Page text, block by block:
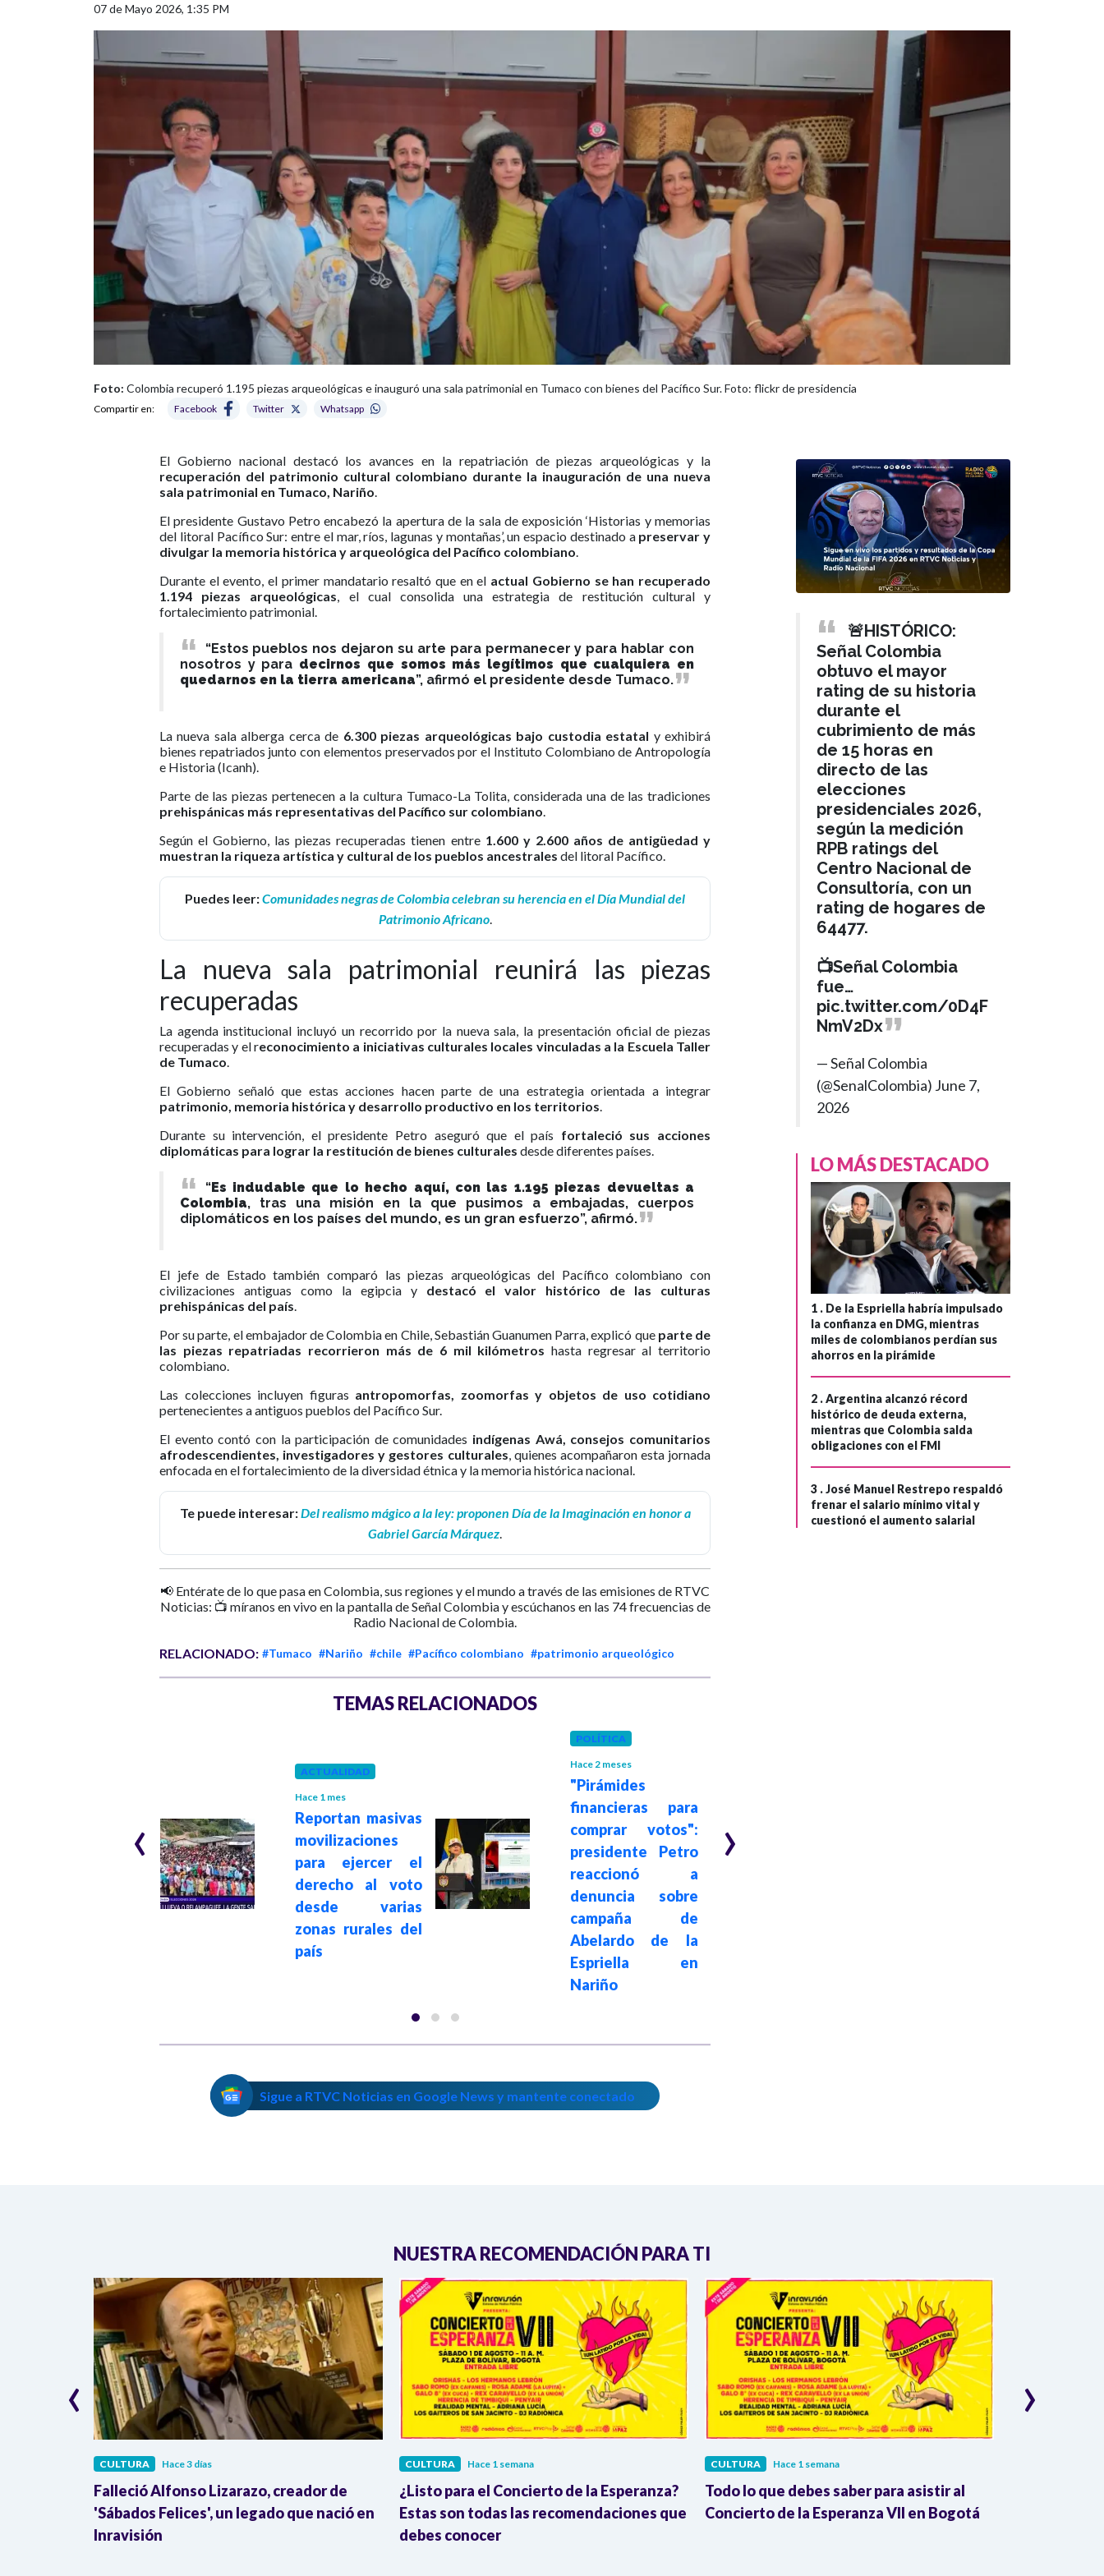
07 de Mayo 2026, 1:35 PM
Foto: Colombia recuperó 1.195 piezas arqueológicas e inauguró una sala patrimonial en Tumaco con bienes del Pacífico Sur. Foto: flickr de presidencia
Compartir en: Facebook Twitter Whatsapp
El Gobierno nacional destacó los avances en la repatriación de piezas arqueológicas y la
recuperación del patrimonio cultural colombiano durante la inauguración de una nueva
sala patrimonial en Tumaco, Nariño.
El presidente Gustavo Petro encabezó la apertura de la sala de exposición ‘Historias y memorias
del litoral Pacífico Sur: entre el mar, ríos, lagunas y montañas’, un espacio destinado a preservar y
divulgar la memoria histórica y arqueológica del Pacífico colombiano.
Durante el evento, el primer mandatario resaltó que en el actual Gobierno se han recuperado
1.194 piezas arqueológicas, el cual consolida una estrategia de restitución cultural y
fortalecimiento patrimonial.
“Estos pueblos nos dejaron su arte para permanecer y para hablar con
nosotros y para decirnos que somos más legítimos que cualquiera en
quedarnos en la tierra americana”, afirmó el presidente desde Tumaco.
La nueva sala alberga cerca de 6.300 piezas arqueológicas bajo custodia estatal y exhibirá
bienes repatriados junto con elementos preservados por el Instituto Colombiano de Antropología
e Historia (Icanh).
Parte de las piezas pertenecen a la cultura Tumaco-La Tolita, considerada una de las tradiciones
prehispánicas más representativas del Pacífico sur colombiano.
Según el Gobierno, las piezas recuperadas tienen entre 1.600 y 2.600 años de antigüedad y
muestran la riqueza artística y cultural de los pueblos ancestrales del litoral Pacífico.
Puedes leer:Comunidades negras de Colombia celebran su herencia en el Día Mundial del
Patrimonio Africano.
La nueva sala patrimonial reunirá las piezas
recuperadas
La agenda institucional incluyó un recorrido por la nueva sala, la presentación oficial de piezas
recuperadas y el reconocimiento a iniciativas culturales locales vinculadas a la Escuela Taller
de Tumaco.
El Gobierno señaló que estas acciones hacen parte de una estrategia orientada a integrar
patrimonio, memoria histórica y desarrollo productivo en los territorios.
Durante su intervención, el presidente Petro aseguró que el país fortaleció sus acciones
diplomáticas para lograr la restitución de bienes culturales desde diferentes países.
“Es indudable que lo hecho aquí, con las 1.195 piezas devueltas a
Colombia, tras una misión en la que pusimos a embajadas, cuerpos
diplomáticos en los países del mundo, es un gran esfuerzo”, afirmó.
El jefe de Estado también comparó las piezas arqueológicas del Pacífico colombiano con
civilizaciones antiguas como la egipcia y destacó el valor histórico de las culturas
prehispánicas del país
Por su parte, el embajador de Colombia en Chile, Sebastián Guanumen Parra, explicó que parte de
las piezas repatriadas recorrieron más de 6 mil kilómetros hasta regresar al territorio
colombiano.
Las colecciones incluyen figuras antropomorfas, zoomorfas y objetos de uso cotidiano
pertenecientes a antiguos pueblos del Pacífico Sur.
El evento contó con la participación de comunidades indígenas Awá, consejos comunitarios
afrodescendientes, investigadores y gestores culturales , quienes acompañaron esta jornada
enfocada en el fortalecimiento de la diversidad étnica y la memoria histórica nacional.
Te puede interesar:Del realismo mágico a la ley: proponen Día de la Imaginación en honor a
Gabriel García Márquez
📢 Entérate de lo que pasa en Colombia, sus regiones y el mundo a través de las emisiones de RTVC
Noticias: 📺 míranos en vivo en la pantalla de Señal Colombia y escúchanos en las 74 frecuencias de
Radio Nacional de Colombia.
RELACIONADO: #Tumaco #Nariño #chile #Pacífico colombiano #patrimonio arqueológico
TEMAS RELACIONADOS
le respondió a
Noboa, quien
ACTUALIDAD
Hace 1 mes
Reportan masivas
movilizaciones
para ejercer el
derecho al voto
desde varias
zonas rurales del
país
POLÍTICA
Hace 2 meses
"Pirámides
financieras para
comprar votos":
presidente Petro
reaccionó a
denuncia sobre
campaña de
Abelardo de la
Espriella en
Nariño
‹ ›
Sigue a RTVC Noticias en Google News y mantente conectado
🚨HISTÓRICO:
Señal Colombia
obtuvo el mayor
rating de su historia
durante el
cubrimiento de más
de 15 horas en
directo de las
elecciones
presidenciales 2026,
según la medición
RPB ratings del
Centro Nacional de
Consultoría, con un
rating de hogares de
64477.
📺Señal Colombia
fue…
pic.twitter.com/0D4F
NmV2Dx
— Señal Colombia
(@SenalColombia) June 7,
2026
LO MÁS DESTACADO
1 . De la Espriella habría impulsado
la confianza en DMG, mientras
miles de colombianos perdían sus
ahorros en la pirámide
2 .Argentina alcanzó récord
histórico de deuda externa,
mientras que Colombia salda
obligaciones con el FMI
3 .José Manuel Restrepo respaldó
frenar el salario mínimo vital y
cuestionó el aumento salarial
NUESTRA RECOMENDACIÓN PARA TI
CULTURA Hace 3 días
Falleció Alfonso Lizarazo, creador de
'Sábados Felices', un legado que nació en
Inravisión
CULTURA Hace 1 semana
¿Listo para el Concierto de la Esperanza?
Estas son todas las recomendaciones que
debes conocer
CULTURA Hace 1 semana
Todo lo que debes saber para asistir al
Concierto de la Esperanza VII en Bogotá
‹ ›